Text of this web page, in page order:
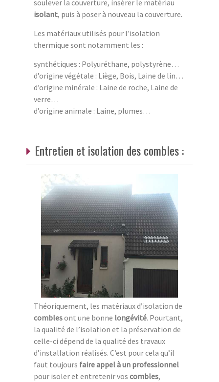
soulever la couverture, insérer le matériau
isolant, puis à poser à nouveau la couverture.
Les matériaux utilisés pour l’isolation
thermique sont notamment les :
synthétiques : Polyuréthane, polystyrène…
d’origine végétale : Liège, Bois, Laine de lin…
d’origine minérale : Laine de roche, Laine de
verre…
d’origine animale : Laine, plumes…
Entretien et isolation des combles :
Théoriquement, les matériaux d’isolation de
comblesont une bonne longévité. Pourtant,
la qualité de l’isolation et la préservation de
celle-ci dépend de la qualité des travaux
d’installation réalisés. C’est pour cela qu’il
faut toujours faire appelà un professionnel
pour isoler et entretenir vos combles,